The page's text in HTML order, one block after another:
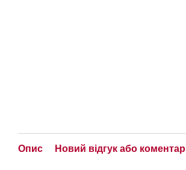
Опис Новий відгук або коментар